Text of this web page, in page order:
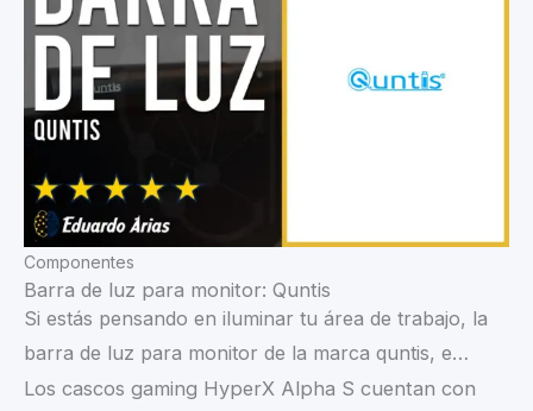
Componentes
Barra de luz para monitor: Quntis
Si estás pensando en iluminar tu área de trabajo, la
barra de luz para monitor de la marca quntis, e…
Los cascos gaming HyperX Alpha S cuentan con